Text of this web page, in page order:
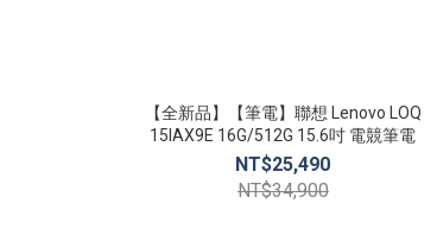
【全新品】【筆電】聯想 Lenovo LOQ
15IAX9E 16G/512G 15.6吋 電競筆電
NT$25,490
NT$34,900